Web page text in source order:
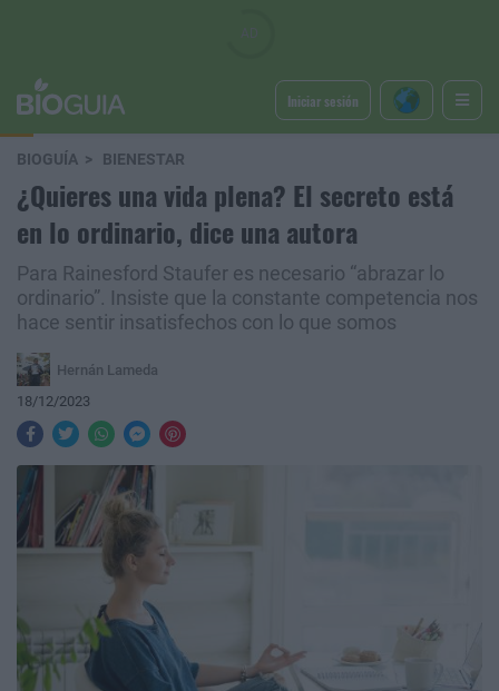
Iniciar sesión
BIOGUÍA BIENESTAR
¿Quieres una vida plena? El secreto está
en lo ordinario, dice una autora
Para Rainesford Staufer es necesario “abrazar lo
ordinario”. Insiste que la constante competencia nos
hace sentir insatisfechos con lo que somos
Hernán Lameda
18/12/2023